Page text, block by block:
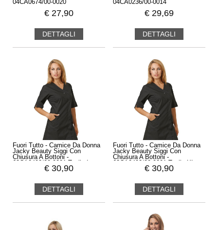
04CA0674/00-0020
€ 27,90
DETTAGLI
04CA0236/00-0014
€ 29,69
DETTAGLI
Fuori Tutto - Camice Da Donna
Jacky Beauty Siggi Con
Chiusura A Bottoni -
Colore Nero€ 30,90
DETTAGLI
Fuori Tutto - Camice Da Donna
Jacky Beauty Siggi Con
Chiusura A Bottoni -
Colore Nero€ 30,90
DETTAGLI